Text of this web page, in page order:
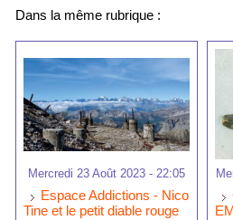
Dans la même rubrique :
Mercredi 23 Août 2023 - 22:05
Espace Addictions - Nico
Tine et le petit diable rouge